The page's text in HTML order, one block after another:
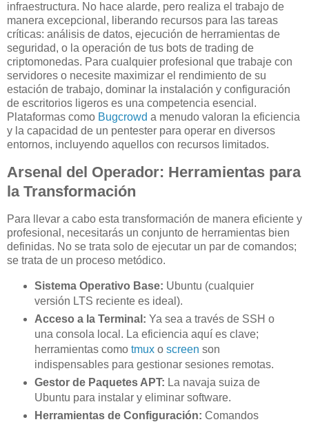
infraestructura. No hace alarde, pero realiza el trabajo de
manera excepcional, liberando recursos para las tareas
críticas: análisis de datos, ejecución de herramientas de
seguridad, o la operación de tus bots de trading de
criptomonedas. Para cualquier profesional que trabaje con
servidores o necesite maximizar el rendimiento de su
estación de trabajo, dominar la instalación y configuración
de escritorios ligeros es una competencia esencial.
Plataformas como Bugcrowd a menudo valoran la eficiencia
y la capacidad de un pentester para operar en diversos
entornos, incluyendo aquellos con recursos limitados.
Arsenal del Operador: Herramientas para
la Transformación
Para llevar a cabo esta transformación de manera eficiente y
profesional, necesitarás un conjunto de herramientas bien
definidas. No se trata solo de ejecutar un par de comandos;
se trata de un proceso metódico.
Sistema Operativo Base: Ubuntu (cualquier
versión LTS reciente es ideal).
Acceso a la Terminal: Ya sea a través de SSH o
una consola local. La eficiencia aquí es clave;
herramientas como tmuxo screen son
indispensables para gestionar sesiones remotas.
Gestor de Paquetes APT: La navaja suiza de
Ubuntu para instalar y eliminar software.
Herramientas de Configuración: Comandos